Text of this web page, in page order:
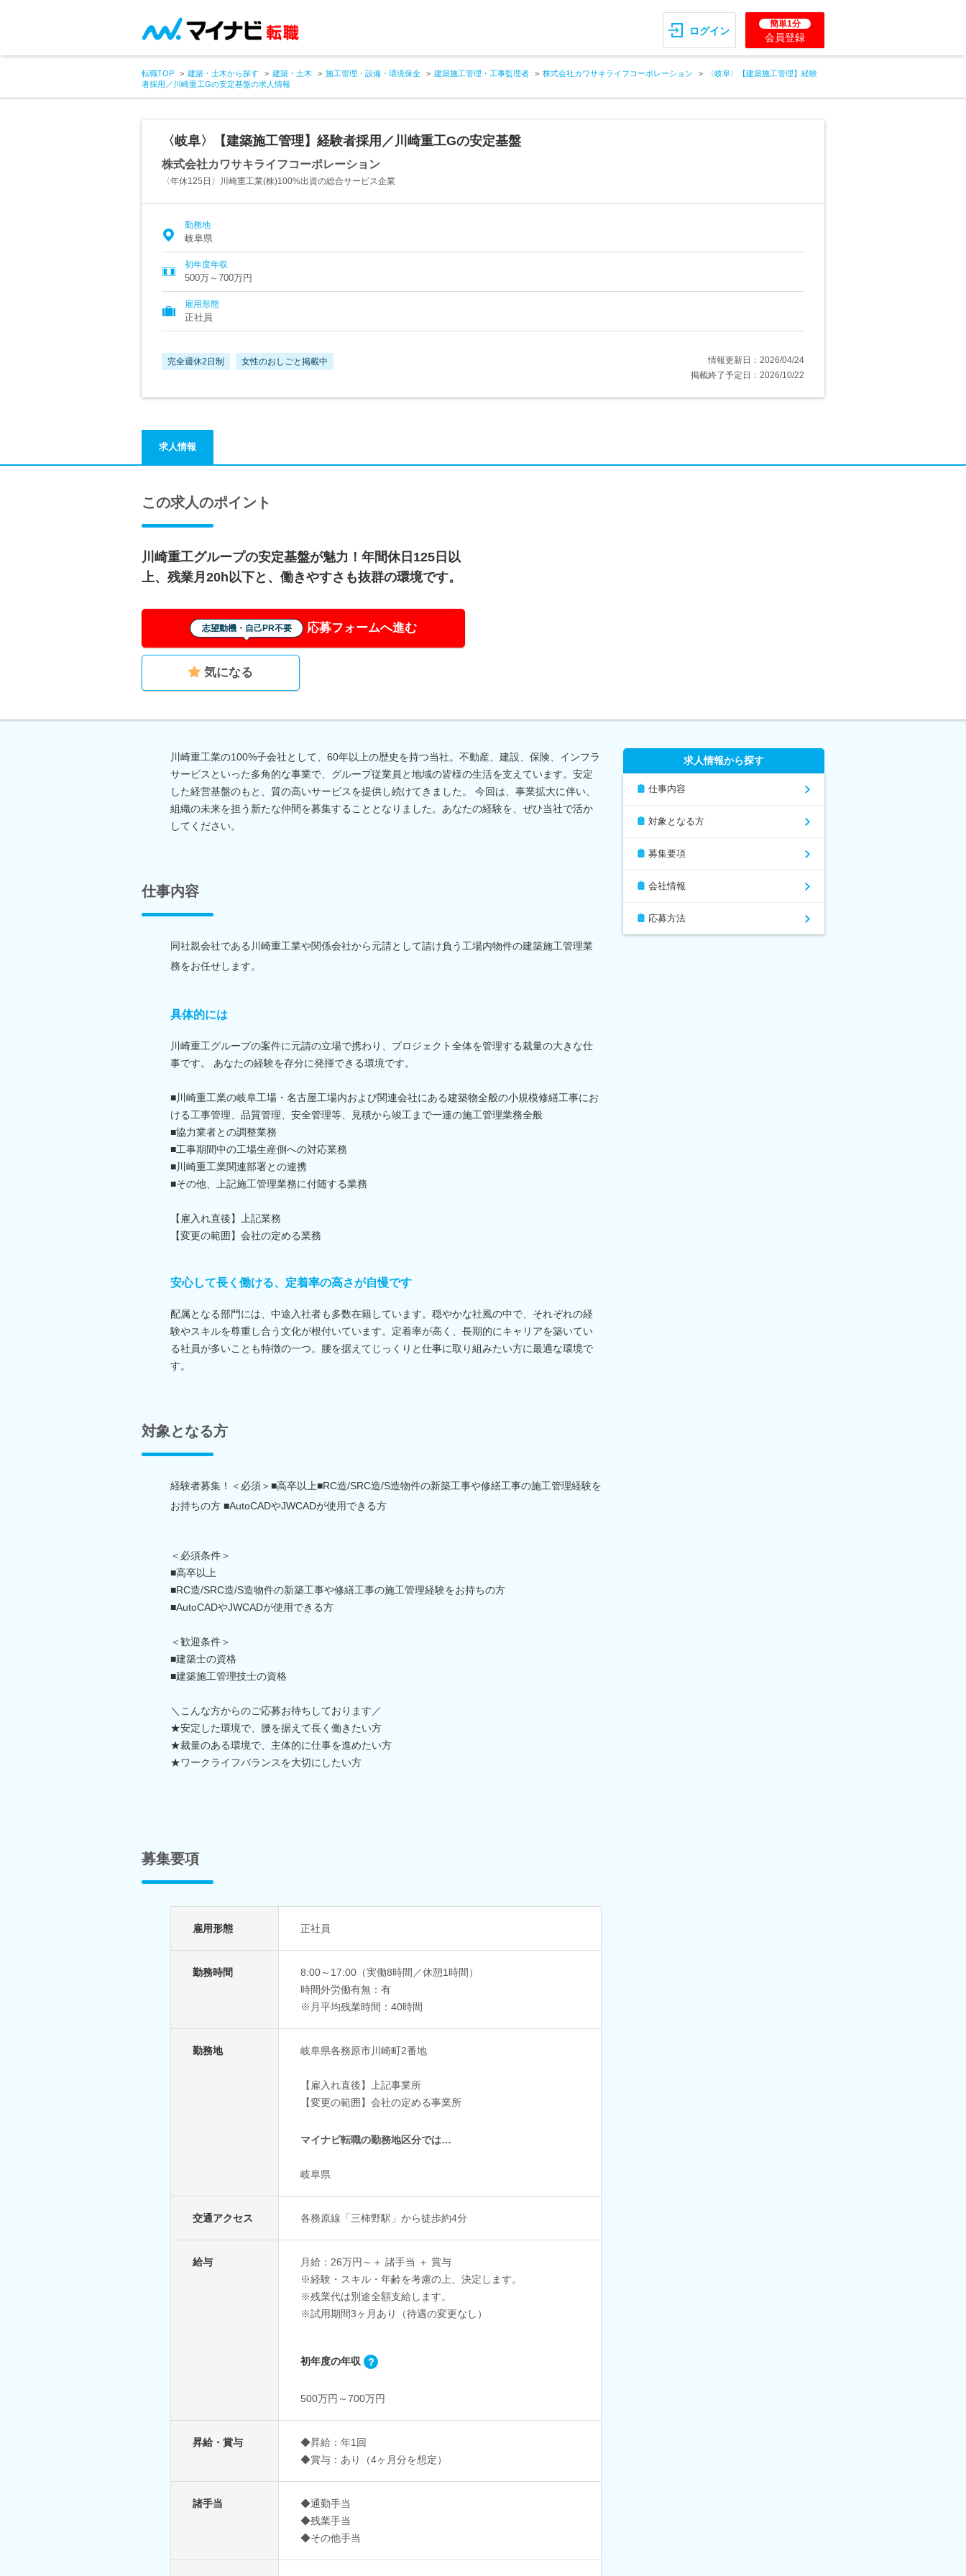
ログイン
簡単1分
会員登録
転職TOP 建築・土木から探す 建築・土木 施工管理・設備・環境保全 建築施工管理・工事監理者 株式会社カワサキライフコーポレーション
〈岐阜〉【建築施工管理】経験
者採用／川崎重工Gの安定基盤の求人情報
〈岐阜〉【建築施工管理】経験者採用／川崎重工Gの安定基盤
株式会社カワサキライフコーポレーション
〈年休125日〉川崎重工業(株)100%出資の総合サービス企業
勤務地
岐阜県
初年度年収
500万～700万円
雇用形態
正社員
完全週休2日制 女性のおしごと掲載中
情報更新日：2026/04/24
掲載終了予定日：2026/10/22
求人情報
この求人のポイント
川崎重工グループの安定基盤が魅力！年間休日125日以
上、残業月20h以下と、働きやすさも抜群の環境です。
志望動機・自己PR不要 応募フォームへ進む
気になる
川崎重工業の100%子会社として、60年以上の歴史を持つ当社。不動産、建設、保険、インフラ
サービスといった多角的な事業で、グループ従業員と地域の皆様の生活を支えています。安定
した経営基盤のもと、質の高いサービスを提供し続けてきました。 今回は、事業拡大に伴い、
組織の未来を担う新たな仲間を募集することとなりました。あなたの経験を、ぜひ当社で活か
してください。
仕事内容
同社親会社である川崎重工業や関係会社から元請として請け負う工場内物件の建築施工管理業
務をお任せします。
具体的には
川崎重工グループの案件に元請の立場で携わり、プロジェクト全体を管理する裁量の大きな仕
事です。 あなたの経験を存分に発揮できる環境です。
■川崎重工業の岐阜工場・名古屋工場内および関連会社にある建築物全般の小規模修繕工事にお
ける工事管理、品質管理、安全管理等、見積から竣工まで一連の施工管理業務全般
■協力業者との調整業務
■工事期間中の工場生産側への対応業務
■川崎重工業関連部署との連携
■その他、上記施工管理業務に付随する業務
【雇入れ直後】上記業務
【変更の範囲】会社の定める業務
安心して長く働ける、定着率の高さが自慢です
配属となる部門には、中途入社者も多数在籍しています。穏やかな社風の中で、それぞれの経
験やスキルを尊重し合う文化が根付いています。定着率が高く、長期的にキャリアを築いてい
る社員が多いことも特徴の一つ。腰を据えてじっくりと仕事に取り組みたい方に最適な環境で
す。
対象となる方
経験者募集！＜必須＞■高卒以上■RC造/SRC造/S造物件の新築工事や修繕工事の施工管理経験を
お持ちの方 ■AutoCADやJWCADが使用できる方
＜必須条件＞
■高卒以上
■RC造/SRC造/S造物件の新築工事や修繕工事の施工管理経験をお持ちの方
■AutoCADやJWCADが使用できる方
＜歓迎条件＞
■建築士の資格
■建築施工管理技士の資格
＼こんな方からのご応募お待ちしております／
★安定した環境で、腰を据えて長く働きたい方
★裁量のある環境で、主体的に仕事を進めたい方
★ワークライフバランスを大切にしたい方
募集要項
雇用形態 正社員
勤務時間
8:00～17:00（実働8時間／休憩1時間）
時間外労働有無：有
※月平均残業時間：40時間
勤務地 岐阜県各務原市川崎町2番地
【雇入れ直後】上記事業所
【変更の範囲】会社の定める事業所
マイナビ転職の勤務地区分では…
岐阜県
交通アクセス 各務原線「三柿野駅」から徒歩約4分
給与
月給：26万円～＋ 諸手当 ＋ 賞与
※経験・スキル・年齢を考慮の上、決定します。
※残業代は別途全額支給します。
※試用期間3ヶ月あり（待遇の変更なし）
初年度の年収
500万円～700万円
昇給・賞与
◆昇給：年1回
◆賞与：あり（4ヶ月分を想定）
諸手当
◆通勤手当
◆残業手当
◆その他手当
求人情報から探す
仕事内容
対象となる方
募集要項
会社情報
応募方法